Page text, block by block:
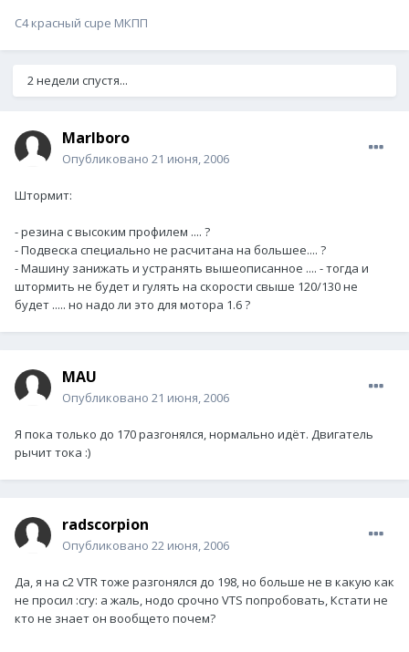
C4 красный cupe МКПП
2 недели спустя...
Marlboro
Опубликовано 21 июня, 2006
Штормит:
- резина с высоким профилем .... ?
- Подвеска специально не расчитана на большее.... ?
- Машину занижать и устранять вышеописанное .... - тогда и
штормить не будет и гулять на скорости свыше 120/130 не
будет ..... но надо ли это для мотора 1.6 ?
MAU
Опубликовано 21 июня, 2006
Я пока только до 170 разгонялся, нормально идёт. Двигатель
рычит тока :)
radscorpion
Опубликовано 22 июня, 2006
Да, я на с2 VTR тоже разгонялся до 198, но больше не в какую как
не просил :cry: а жаль, нодо срочно VTS попробовать, Кстати не
кто не знает он вообщето почем?